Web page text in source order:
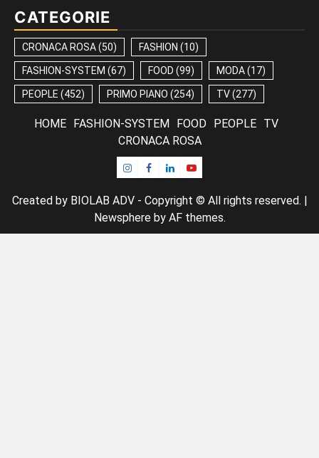
CATEGORIE
CRONACA ROSA(50) FASHION (10)
FASHION-SYSTEM (67) FOOD (99) MODA(17)
PEOPLE (452) PRIMO PIANO (254) TV(277)
HOME FASHION-SYSTEM FOOD PEOPLE
TV
CRONACA ROSA
Instagram
Facebook
LinkedinYoutube
Created by BIOLAB ADV - Copyright © All rights reserved. |
Newsphereby AF themes.